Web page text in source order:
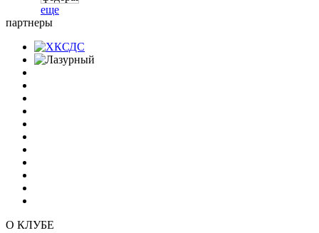
еще
партнеры
О КЛУБЕ